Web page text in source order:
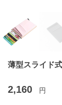
薄型スライド
2,160 円